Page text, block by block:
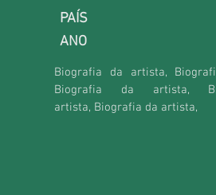
PAÍS
ANO
Biografia da artista,
Biografia da artista,
artista, Biografia da artista,